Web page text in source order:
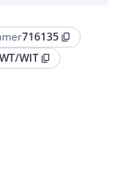
716135 content_copy
WIT content_copy